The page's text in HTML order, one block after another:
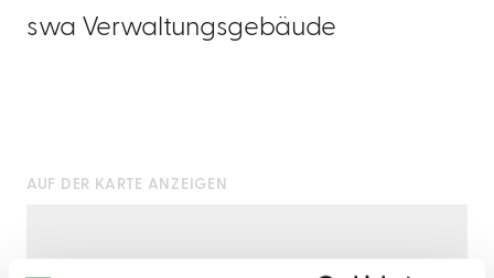
swa Verwaltungsgebäude
AUF DER KARTE ANZEIGEN